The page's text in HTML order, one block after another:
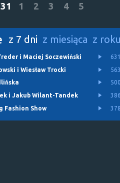
31 1 2 3 4 5
z 7 dni z miesiąca z
i Maciej Soczewiński
i Wiesław Trocki
i Jakub Wilant-Tandek
Fashion Show